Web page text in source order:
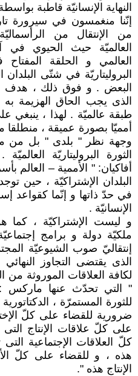
النهاية الإنسانيّة قاطبة
إنّنا منغمسون في سيرورة
من الإنتقال من
العالميّة حيث الحيوي
العالمي و الحلقة
البروليتاريّة في شتّى
البعض . و فوق ذلك ، هدف
الذى يجب الحاق الهزيمة به
طبقة عالميّة . لهذا ، ينبغي
أمميّا بصورة عميقة ،
وجهة نظر " بلدى " بل من
الثورة البروليتاريّة
أفاكيان: " الأممية – العالم
البلدان الإشتراكيّة ، حين
في حدّ ذاتها و إنّما كقواعد
الإنسانيّة .
و ليست الإشتراكيّة ، كما
ملكيّة دولة و برامج
إنتقاليّ صوب الشيوعيّة
الذى يقتضى التجاوز
لكافة العلاقات الموروثة من
" التي تحدّث عنها ماركس :
للثورة المستمرّة ،
ضرورية للقضاء على كلّ
على كلّ علاقات الإنتاج
كلّ العلاقات الإجتماعية
هذه ، و للقضاء على كلّ
الإنتاج هذه ".